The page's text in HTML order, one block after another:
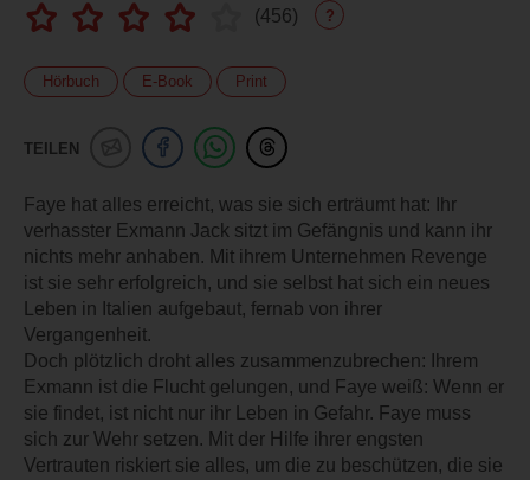
(456) ?
Hörbuch E-Book Print
TEILEN
Faye hat alles erreicht, was sie sich erträumt hat: Ihr
verhasster Exmann Jack sitzt im Gefängnis und kann ihr
nichts mehr anhaben. Mit ihrem Unternehmen Revenge
ist sie sehr erfolgreich, und sie selbst hat sich ein neues
Leben in Italien aufgebaut, fernab von ihrer
Vergangenheit.
Doch plötzlich droht alles zusammenzubrechen: Ihrem
Exmann ist die Flucht gelungen, und Faye weiß: Wenn er
sie findet, ist nicht nur ihr Leben in Gefahr. Faye muss
sich zur Wehr setzen. Mit der Hilfe ihrer engsten
Vertrauten riskiert sie alles, um die zu beschützen, die sie